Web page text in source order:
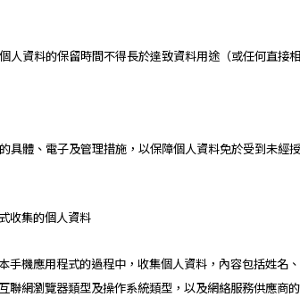
人資料的保留時間不得長於達致資料用途（或任何直接
具體、電子及管理措施，以保障個人資料免於受到未經
收集的個人資料
手機應用程式的過程中，收集個人資料，內容包括姓
聯網瀏覽器類型及操作系統類型，以及網絡服務供應